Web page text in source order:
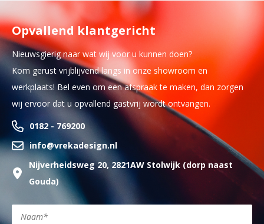
Opvallend klantgericht
Nieuwsgierig naar wat wij voor u kunnen doen?
Kom gerust vrijblijvend langs in onze showroom en
werkplaats! Bel even om een afspraak te maken, dan zorgen
wij ervoor dat u opvallend gastvrij wordt ontvangen.
0182 - 769200
info@vrekadesign.nl
Nijverheidsweg 20, 2821AW Stolwijk (dorp naast
Gouda)